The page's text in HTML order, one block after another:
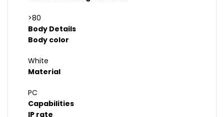
>80
Body Details
Body color
White
Material
PC
Capabilities
IP rate